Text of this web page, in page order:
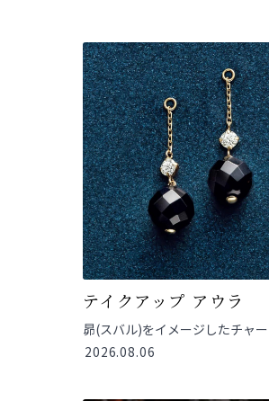
テイクアップ アウラ
昴(スバル)をイメージしたチャ
2026.08.06